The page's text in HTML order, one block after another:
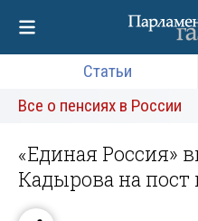
Статьи
Все о пенсиях в России
«Единая Россия»
Кадырова на